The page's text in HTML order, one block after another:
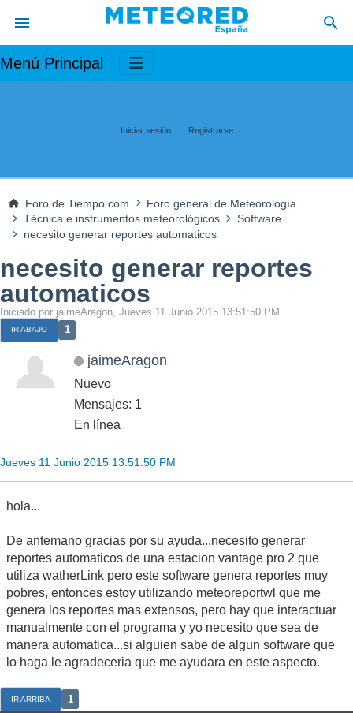
Menú Principal
Iniciar sesión Registrarse
Foro de Tiempo.com
Foro general de Meteorología
Técnica e instrumentos meteorológicos
Software
necesito generar reportes automaticos
necesito generar reportes
automaticos
Iniciado por jaimeAragon, Jueves 11 Junio 2015 13:51:50 PM
IR ABAJO 1
jaimeAragon
Nuevo
Mensajes: 1
En línea
Jueves 11 Junio 2015 13:51:50 PM
hola...
De antemano gracias por su ayuda...necesito generar
reportes automaticos de una estacion vantage pro 2 que
utiliza watherLink pero este software genera reportes muy
pobres, entonces estoy utilizando meteoreportwl que me
genera los reportes mas extensos, pero hay que interactuar
manualmente con el programa y yo necesito que sea de
manera automatica...si alguien sabe de algun software que
lo haga le agradeceria que me ayudara en este aspecto.
IR ARRIBA 1